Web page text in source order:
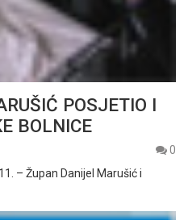
POSJETIO I
BOLNICE
0
– Župan Danijel Marušić i